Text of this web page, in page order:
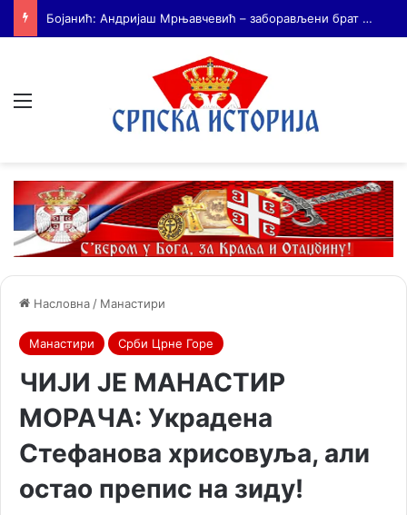
На Дражин дан у Лондону обележено 80. година од мучког убиства генерала Драгољуба Драже Михаиловића
Насловна / Манастири
Манастири Срби Црне Горе
ЧИЈИ ЈЕ МАНАСТИР
МОРАЧА: Украдена
Стефанова хрисовуља, али
остао препис на зиду!